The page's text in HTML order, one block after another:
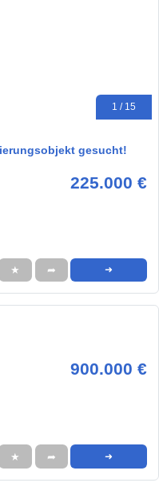
1 / 15
gesucht!
225.000 €
★ ➦ ➜
900.000 €
★ ➦ ➜